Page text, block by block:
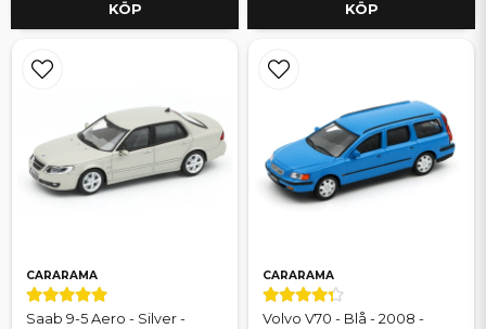
KÖP KÖP
CARARAMA
Saab 9-5 Aero - Silver -
CARARAMA
Volvo V70 - Blå - 2008 -